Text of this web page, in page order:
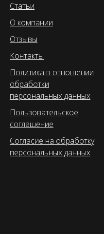
Статьи
О компании
Отзывы
Контакты
Политика в отношении
обработки
персональных данных
Пользовательское
соглашение
Согласие на обработку
персональных данных